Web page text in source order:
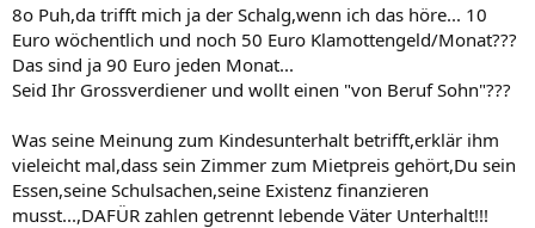
8o Puh,da trifft mich ja der Schalg,wenn ich das höre... 10
Euro wöchentlich und noch 50 Euro Klamottengeld/Monat???
Das sind ja 90 Euro jeden Monat...
Seid Ihr Grossverdiener und wollt einen "von Beruf Sohn"???
Was seine Meinung zum Kindesunterhalt betrifft,erklär ihm
vieleicht mal,dass sein Zimmer zum Mietpreis gehört,Du sein
Essen,seine Schulsachen,seine Existenz finanzieren
musst...,DAFÜR zahlen getrennt lebende Väter Unterhalt!!!